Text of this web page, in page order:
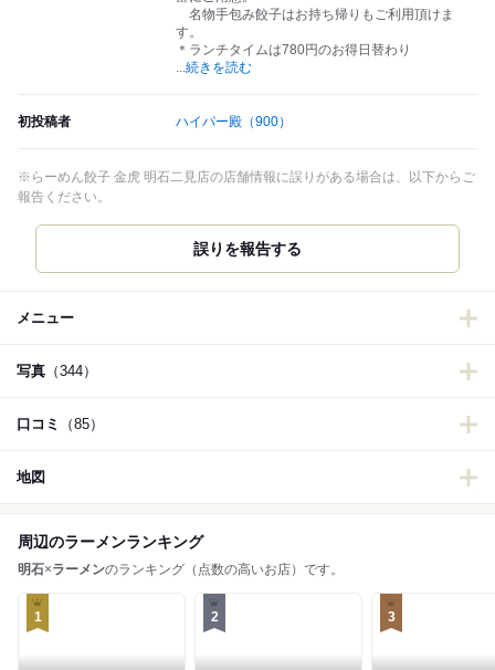
名物手包み餃子はお持ち帰りもご利用頂けま
す。
＊ランチタイムは780円のお得日替わり
...続きを読む
初投稿者 ハイパー殿 （900）
※らーめん餃子 金虎 明石二見店の店舗情報に誤りがある場合は、以下からご
報告ください。
誤りを報告する
メニュー
写真 （344）
口コミ （85）
地図
周辺のラーメンランキング
明石×ラーメンのランキング（点数の高いお店）です。
1 2 3